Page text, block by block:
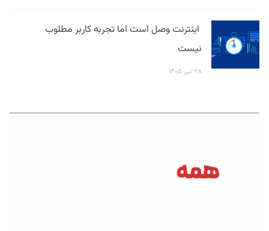
اینترنت وصل است اما تجربه کاربر مطلوب
نیست
۲۸ تیر ۱۴۰۵